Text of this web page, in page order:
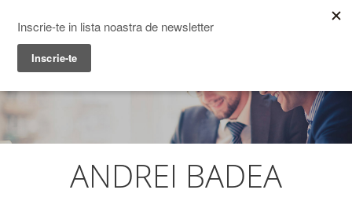
Menu
Prime Transaction
ANDREI BADEA